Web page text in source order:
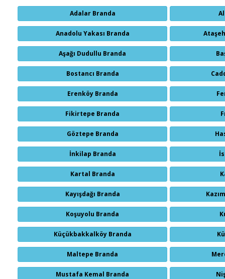
Adalar Branda
Anadolu Yakası Branda
Aşağı Dudullu Branda
Bostancı Branda
Erenköy Branda
Fikirtepe Branda
Göztepe Branda
İnkilap Branda
Kartal Branda
Kayışdağı Branda
Koşuyolu Branda
Küçükbakkalköy Branda
Maltepe Branda
Mustafa Kemal Branda